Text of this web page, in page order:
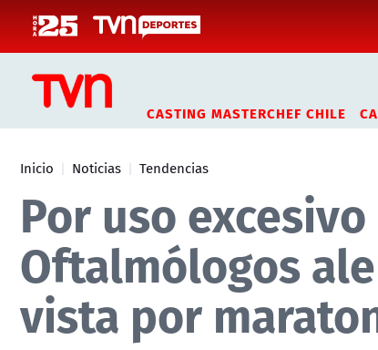
CASTING MASTERCHEF CHILE
Inicio Noticias Tendencias
Por uso
Oftalmólogos
vista por